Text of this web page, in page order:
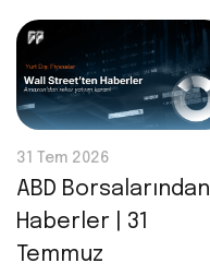
31 Tem 2026
ABD Borsalarından
Haberler | 31
Temmuz